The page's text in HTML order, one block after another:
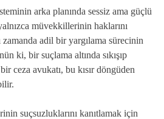
arka planında sessiz ama güçlü
müvekkillerinin haklarını
adil bir yargılama sürecinin
ki, bir suçlama altında sıkışıp
ceza avukatı, bu kısır döngüden
suçsuzluklarını kanıtlamak için